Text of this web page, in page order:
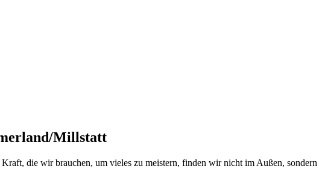
Millstatt
die wir brauchen, um vieles zu meistern, finden wir nicht im Außen, sondern